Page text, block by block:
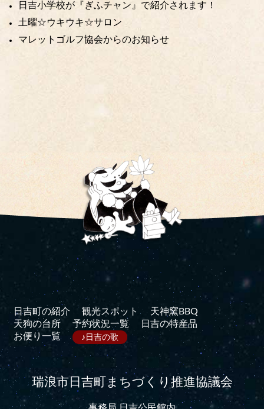
日吉小学校が『ぎふチャン』で紹介されます！
土曜☆ウキウキ☆サロン
マレットゴルフ協会からのお知らせ
日吉町の紹介 観光スポット
天神窯BBQ
天狗の台所
予約状況一覧
日吉の特産品
お便り一覧
♪日吉の歌
瑞浪市日吉町まちづくり推進協議会